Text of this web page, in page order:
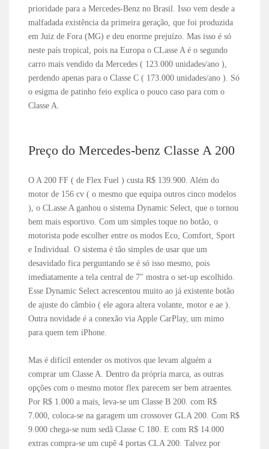
prioridade para a Mercedes-Benz no Brasil. Isso vem desde a
malfadada existência da primeira geração, que foi produzida
em Juiz de Fora (MG) e deu enorme prejuízo. Mas isso é só
neste país tropical, pois na Europa o CLasse A é o segundo
carro mais vendido da Mercedes ( 123.000 unidades/ano ),
perdendo apenas para o Classe C ( 173.000 unidades/ano ). Só
o esigma de patinho feio explica o pouco caso para com o
Classe A.
Preço do Mercedes-benz Classe A 200
O A 200 FF ( de Flex Fuel ) custa R$ 139.900. Além do
motor de 156 cv ( o mesmo que equipa outros cinco modelos
), o CLasse A ganhou o sistema Dynamic Select, que o tornou
bem mais esportivo. Com um simples toque no botão, o
motorista pode escolher entre os modos Eco, Comfort, Sport
e Individual. O sistema é tão simples de usar que um
desavidado fica perguntando se é só isso mesmo, pois
imediatamente a tela central de 7″ mostra o set-up escolhido.
Esse Dynamic Select acrescentou muito ao já existente botão
de ajuste do câmbio ( ele agora altera volante, motor e ae ).
Outra novidade é a conexão via Apple CarPlay, um mimo
para quem tem iPhone.
Mas é difícil entender os motivos que levam alguém a
comprar um Classe A. Dentro da própria marca, as outras
opções com o mesmo motor flex parecem ser bem atraentes.
Por R$ 1.000 a mais, leva-se um Classe B 200. com R$
7.000, coloca-se na garagem um crossover GLA 200. Com R$
9.000 chega-se num sedã Classe C 180. E com R$ 14.000
extras compra-se um cupê 4 portas CLA 200. Talvez por